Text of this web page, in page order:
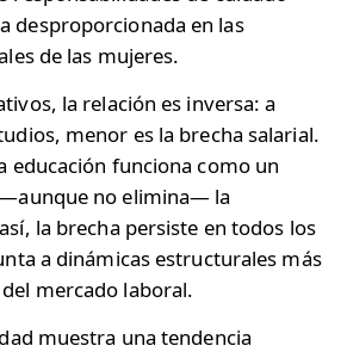
desproporcionada en las
de las mujeres.
la relación es inversa: a
menor es la brecha salarial.
educación funciona como un
no elimina— la
la brecha persiste en todos los
a dinámicas estructurales más
mercado laboral.
muestra una tendencia